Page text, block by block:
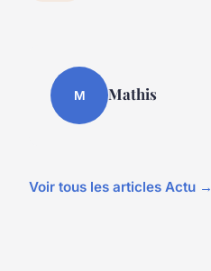
M Mathis
Voir tous les articles Actu →